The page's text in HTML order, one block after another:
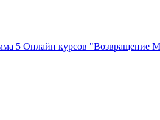
5 Онлайн курсов "Возвращение